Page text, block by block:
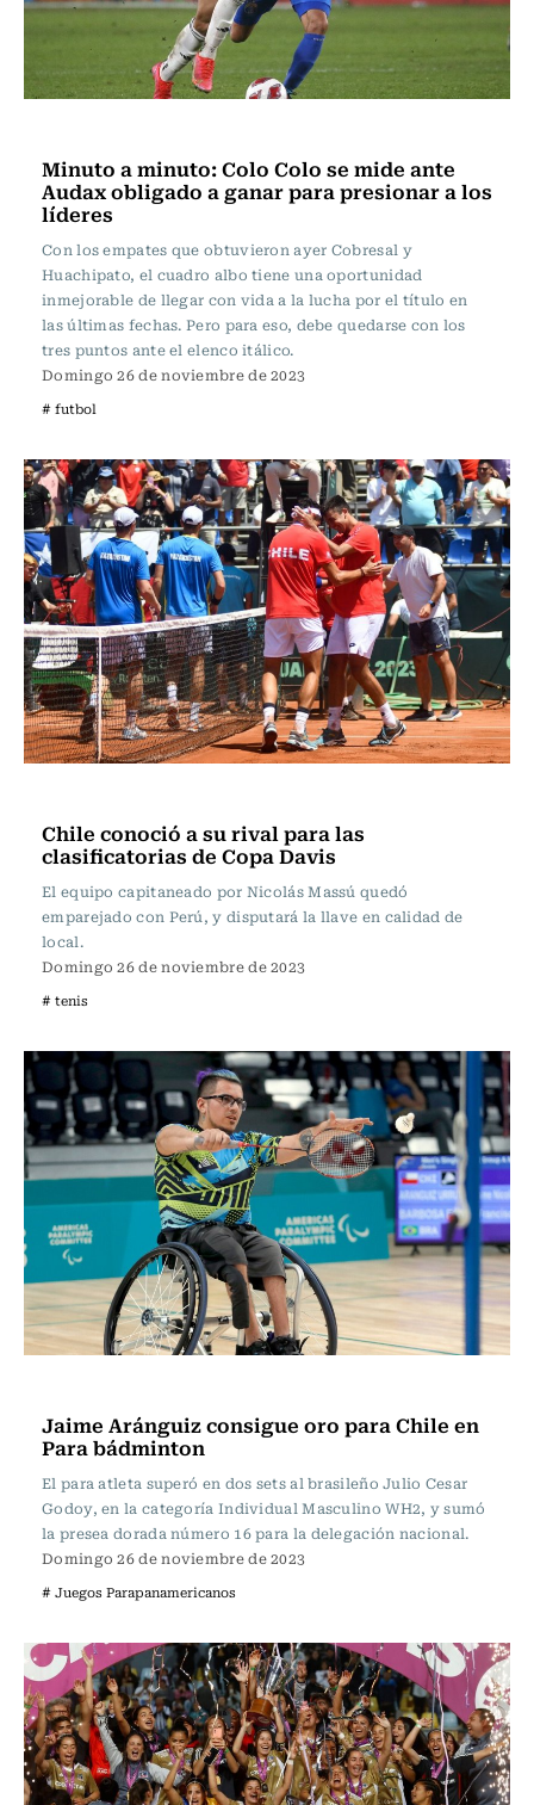
Minuto a minuto: Colo Colo se mide ante
Audax obligado a ganar para presionar a los
líderes
Con los empates que obtuvieron ayer Cobresal y
Huachipato, el cuadro albo tiene una oportunidad
inmejorable de llegar con vida a la lucha por el título en
las últimas fechas. Pero para eso, debe quedarse con los
tres puntos ante el elenco itálico.
Domingo 26 de noviembre de 2023
# futbol
Chile conoció a su rival para las
clasificatorias de Copa Davis
El equipo capitaneado por Nicolás Massú quedó
emparejado con Perú, y disputará la llave en calidad de
local.
Domingo 26 de noviembre de 2023
# tenis
Jaime Aránguiz consigue oro para Chile en
Para bádminton
El para atleta superó en dos sets al brasileño Julio Cesar
Godoy, en la categoría Individual Masculino WH2, y sumó
la presea dorada número 16 para la delegación nacional.
Domingo 26 de noviembre de 2023
# Juegos Parapanamericanos